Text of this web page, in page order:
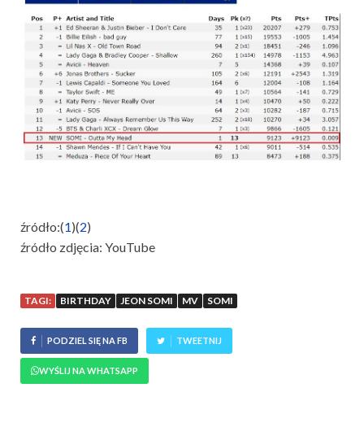
źródło:(1)(2)
źródło zdjęcia: YouTube
TAGI: BIRTHDAY JEON SOMI MV SOMI
PODZIEL SIĘ NA FB TWEETNIJ
WYŚLIJ NA WHATSAPP